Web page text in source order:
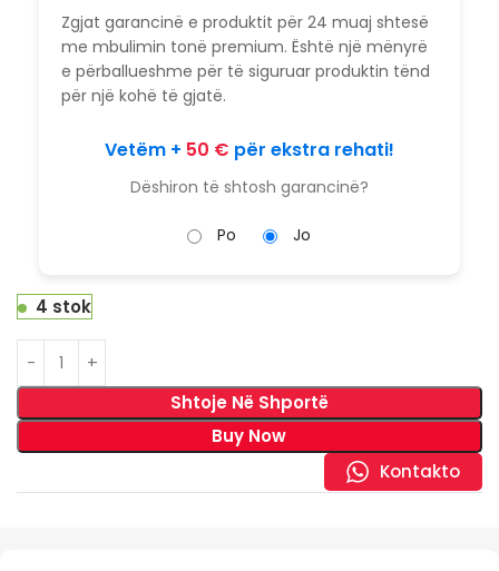
Zgjat garancinë e produktit për 24 muaj shtesë
me mbulimin tonë premium. Është një mënyrë
e përballueshme për të siguruar produktin tënd
për një kohë të gjatë.
Vetëm + 50 € për ekstra rehati!
Dëshiron të shtosh garancinë?
Po Jo
4 stok
Shtoje Në Shportë
Buy Now
Kontakto